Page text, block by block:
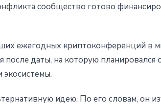
сообщество готово
ежегодных криптоконференций в
после даты, на которую
идею. По его словам, он